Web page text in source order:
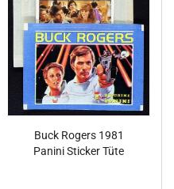
Buck Rogers 1981
Panini Sticker Tüte